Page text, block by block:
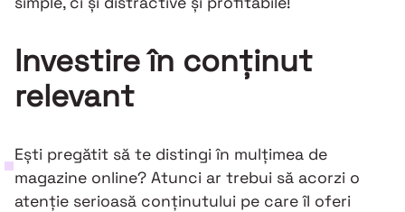
Investire în conținut
relevant
Ești pregătit să te distingi în mulțimea de
magazine online? Atunci ar trebui să acorzi o
atenție serioasă conținutului pe care îl oferi